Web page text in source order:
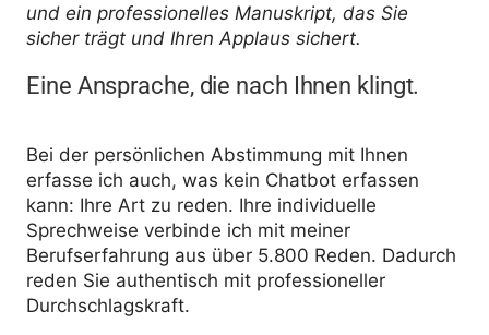
und ein professionelles Manuskript, das Sie
sicher trägt und Ihren Applaus sichert.
Eine Ansprache, die nach Ihnen klingt.
Bei der persönlichen Abstimmung mit Ihnen
erfasse ich auch, was kein Chatbot erfassen
kann: Ihre Art zu reden. Ihre individuelle
Sprechweise verbinde ich mit meiner
Berufserfahrung aus über 5.800 Reden. Dadurch
reden Sie authentisch mit professioneller
Durchschlagskraft.